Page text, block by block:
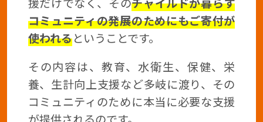
コミュニティの発展のためにもご寄付が
使われるということです。
その内容は、教育、水衛生、保健、栄
養、生計向上支援など多岐に渡り、その
コミュニティのために本当に必要な支援